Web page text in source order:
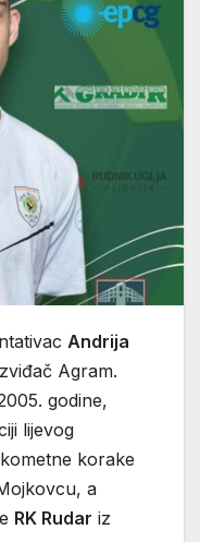
Andrija
Agram.
godine,
lijevog
korake
a
RK Rudar iz